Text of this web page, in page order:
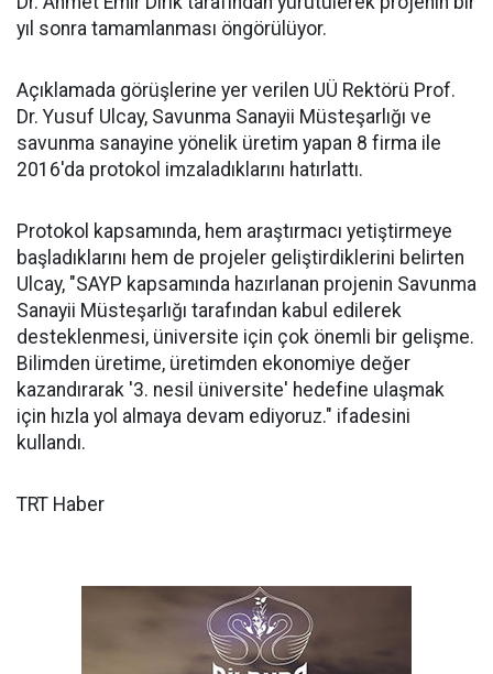
yıl sonra tamamlanması öngörülüyor.
Açıklamada görüşlerine yer verilen UÜ Rektörü Prof.
Dr. Yusuf Ulcay, Savunma Sanayii Müsteşarlığı ve
savunma sanayine yönelik üretim yapan 8 firma ile
2016'da protokol imzaladıklarını hatırlattı.
Protokol kapsamında, hem araştırmacı yetiştirmeye
başladıklarını hem de projeler geliştirdiklerini belirten
Ulcay, "SAYP kapsamında hazırlanan projenin Savunma
Sanayii Müsteşarlığı tarafından kabul edilerek
desteklenmesi, üniversite için çok önemli bir gelişme.
Bilimden üretime, üretimden ekonomiye değer
kazandırarak '3. nesil üniversite' hedefine ulaşmak
için hızla yol almaya devam ediyoruz." ifadesini
kullandı.
TRT Haber